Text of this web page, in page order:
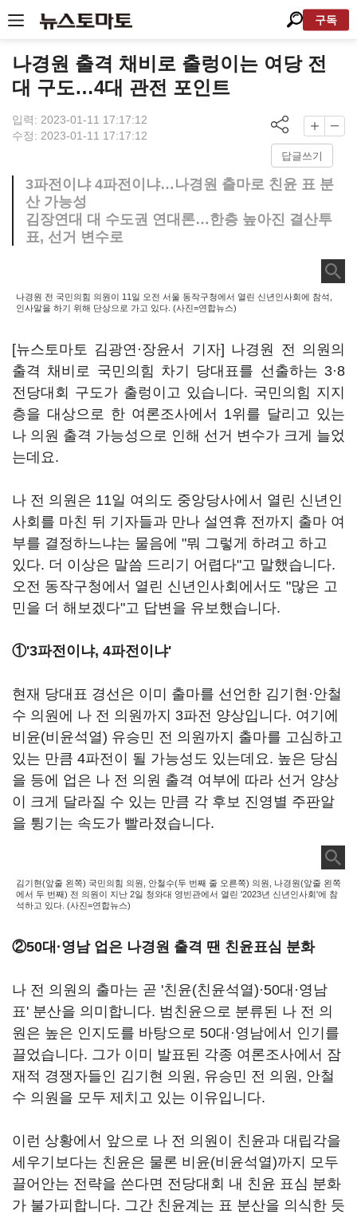
구독
나경원 출격 채비로 출렁이는 여당 전
대 구도…4대 관전 포인트
입력: 2023-01-11 17:17:12
수정: 2023-01-11 17:17:12
답글쓰기
3파전이냐 4파전이냐…나경원 출마로 친윤 표 분
산 가능성
김장연대 대 수도권 연대론…한층 높아진 결산투
표, 선거 변수로
나경원 전 국민의힘 의원이 11일 오전 서울 동작구청에서 열린 신년인사회에 참석,
인사말을 하기 위해 단상으로 가고 있다. (사진=연합뉴스)
[뉴스토마토 김광연·장윤서 기자] 나경원 전 의원의
출격 채비로 국민의힘 차기 당대표를 선출하는 3·8
전당대회 구도가 출렁이고 있습니다. 국민의힘 지지
층을 대상으로 한 여론조사에서 1위를 달리고 있는
나 의원 출격 가능성으로 인해 선거 변수가 크게 늘었
는데요.
나 전 의원은 11일 여의도 중앙당사에서 열린 신년인
사회를 마친 뒤 기자들과 만나 설연휴 전까지 출마 여
부를 결정하느냐는 물음에 "뭐 그렇게 하려고 하고
있다. 더 이상은 말씀 드리기 어렵다"고 말했습니다.
오전 동작구청에서 열린 신년인사회에서도 "많은 고
민을 더 해보겠다"고 답변을 유보했습니다.
①'3파전이냐, 4파전이냐'
현재 당대표 경선은 이미 출마를 선언한 김기현·안철
수 의원에 나 전 의원까지 3파전 양상입니다. 여기에
비윤(비윤석열) 유승민 전 의원까지 출마를 고심하고
있는 만큼 4파전이 될 가능성도 있는데요. 높은 당심
을 등에 업은 나 전 의원 출격 여부에 따라 선거 양상
이 크게 달라질 수 있는 만큼 각 후보 진영별 주판알
을 튕기는 속도가 빨라졌습니다.
김기현(앞줄 왼쪽) 국민의힘 의원, 안철수(두 번째 줄 오른쪽) 의원, 나경원(앞줄 왼쪽
에서 두 번째) 전 의원이 지난 2일 청와대 영빈관에서 열린 '2023년 신년인사회'에 참
석하고 있다. (사진=연합뉴스)
②50대 ·영남 업은 나경원 출격 땐 친윤표심 분화
나 전 의원의 출마는 곧 '친윤(친윤석열)·50대·영남
표' 분산을 의미합니다. 범친윤으로 분류된 나 전 의
원은 높은 인지도를 바탕으로 50대·영남에서 인기를
끌었습니다. 그가 이미 발표된 각종 여론조사에서 잠
재적 경쟁자들인 김기현 의원, 유승민 전 의원, 안철
수 의원을 모두 제치고 있는 이유입니다.
이런 상황에서 앞으로 나 전 의원이 친윤과 대립각을
세우기보다는 친윤은 물론 비윤(비윤석열)까지 모두
끌어안는 전략을 쓴다면 전당대회 내 친윤 표심 분화
가 불가피합니다. 그간 친윤계는 표 분산을 의식한 듯